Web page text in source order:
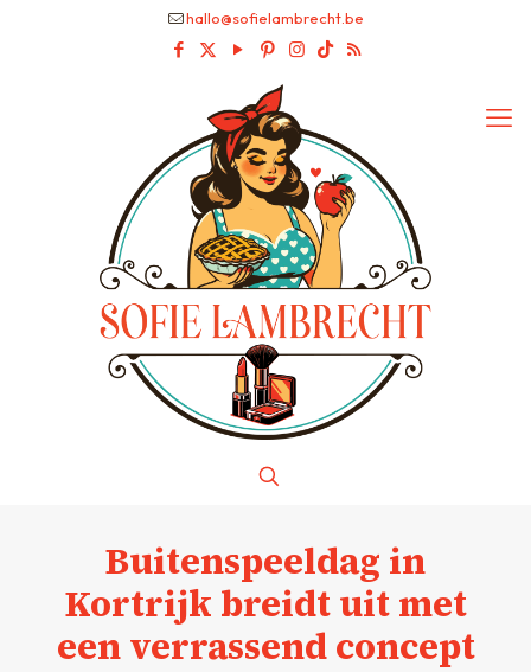
hallo@sofielambrecht.be
Buitenspeeldag in
Kortrijk breidt uit met
een verrassend concept